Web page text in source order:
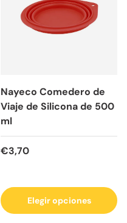
Nayeco Comedero de
Viaje de Silicona de 500
ml
Precio normal
€3,70
Elegir opciones